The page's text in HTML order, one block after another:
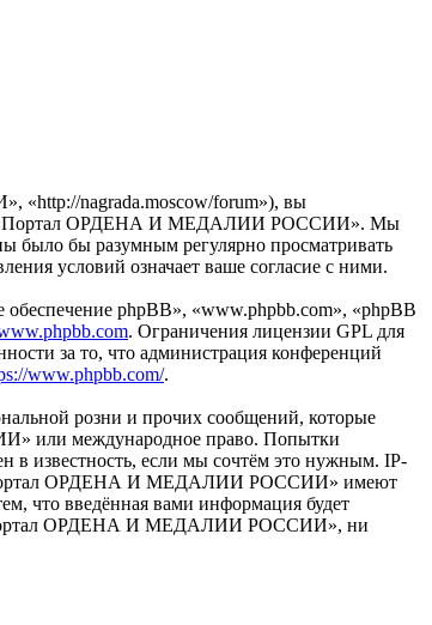
nagrada.moscow/forum»), вы
«Портал ОРДЕНА И МЕДАЛИИ РОССИИ». Мы
было бы разумным регулярно просматривать
условий означает ваше согласие с ними.
phpBB», «www.phpbb.com», «phpBB
. Ограничения лицензии GPL для
за то, что администрация конференций
www.phpbb.com/.
розни и прочих сообщений, которые
или международное право. Попытки
в известность, если мы сочтём это нужным. IP-
«Портал ОРДЕНА И МЕДАЛИИ РОССИИ» имеют
что введённая вами информация будет
«Портал ОРДЕНА И МЕДАЛИИ РОССИИ», ни